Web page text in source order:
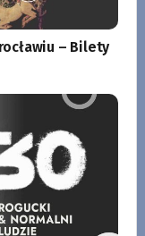
– Bilety